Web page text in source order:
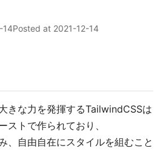
14Posted at 2021-12-14
きな力を発揮するTailwindCSSは
ストで作られており、
、自由自在にスタイルを組むこと